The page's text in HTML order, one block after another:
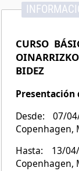
CURSO
BIDEZ
Presentación
Desde: 07/
Copenhagen,
Hasta: 13/
Copenhagen,